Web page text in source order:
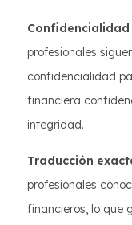
profesionales
confidencialidad
financiera
integridad.
Traducción
profesionales
financieros, lo que